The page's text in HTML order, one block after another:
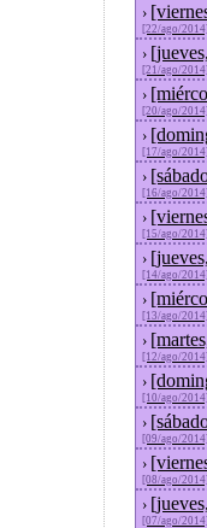
›
[22/ago/2014]
›
[21/ago/2014]
›
[20/ago/2014]
›
[17/ago/2014]
›
[16/ago/2014]
›
[15/ago/2014]
›
[14/ago/2014]
›
[13/ago/2014]
›
[12/ago/2014]
›
[10/ago/2014]
›
[09/ago/2014]
›
[08/ago/2014]
›
[07/ago/2014]